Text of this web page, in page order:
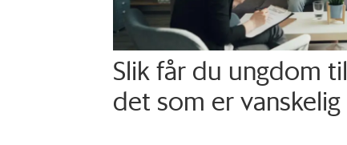
Slik får du ungdom
det som er vanskelig